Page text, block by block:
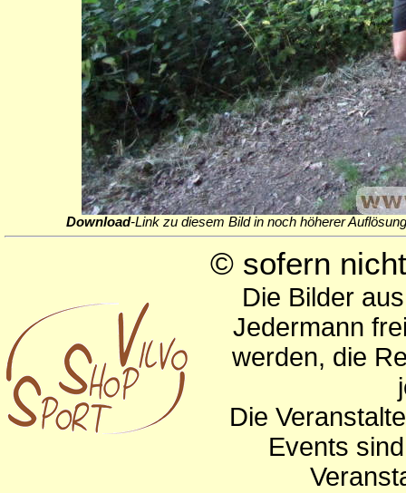
Download-Link zu diesem Bild in noch höherer
© sofern
Die Bilder
Jedermann
werden, die
Die
Events